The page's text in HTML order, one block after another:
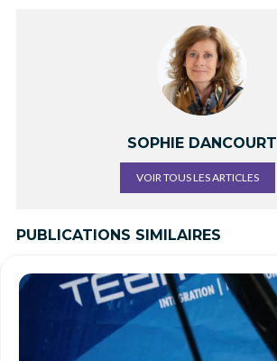
SOPHIE DANCOURT
VOIR TOUS LES ARTICLES
PUBLICATIONS SIMILAIRES